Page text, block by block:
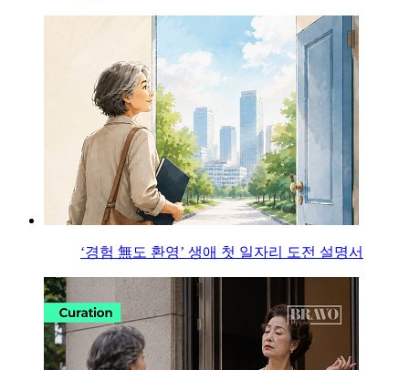
‘경험 無도 환영’ 생애 첫 일자리 도전 설명서